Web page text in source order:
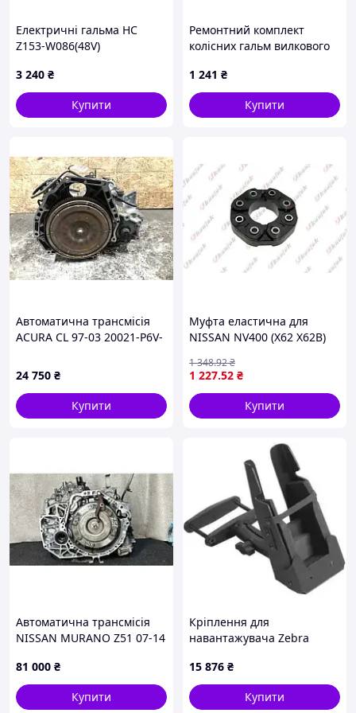
Електричні гальма HC
Z153-W086(48V)
3 240 ₴
Купити
Ремонтний комплект
колісних гальм вилкового
ABB03002B0543B
1 241 ₴
Купити
Автоматична трансмісія
ACURA CL 97-03 20021-P6V-
24 750 ₴
Купити
Муфта еластична для
NISSAN NV400 (X62 X62B)
VR022
1 227.52 ₴
1 348.92₴
Купити
Автоматична трансмісія
NISSAN MURANO Z51 07-14
81 000 ₴
Купити
Кріплення для
навантажувача Zebra
15 876 ₴
Купити